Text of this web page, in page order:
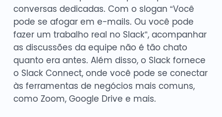
conversas dedicadas. Com o slogan “Você
pode se afogar em e-mails. Ou você pode
fazer um trabalho real no Slack”, acompanhar
as discussões da equipe não é tão chato
quanto era antes. Além disso, o Slack fornece
o Slack Connect, onde você pode se conectar
às ferramentas de negócios mais comuns,
como Zoom, Google Drive e mais.